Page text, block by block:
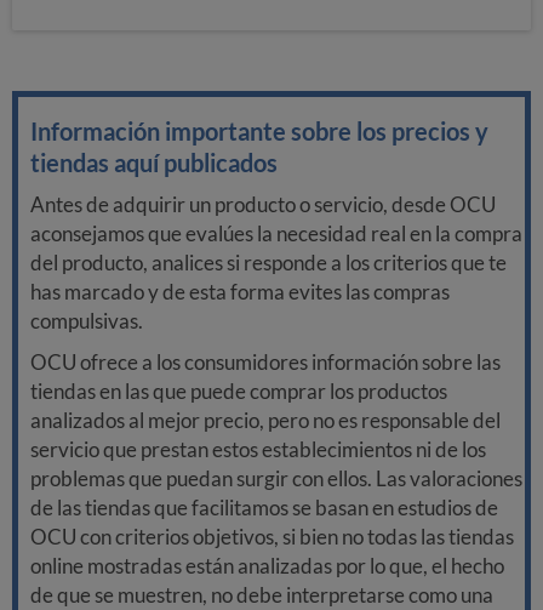
Información importante sobre los precios y
tiendas aquí publicados
Antes de adquirir un producto o servicio, desde OCU
aconsejamos que evalúes la necesidad real en la compra
del producto, analices si responde a los criterios que te
has marcado y de esta forma evites las compras
compulsivas.
OCU ofrece a los consumidores información sobre las
tiendas en las que puede comprar los productos
analizados al mejor precio, pero no es responsable del
servicio que prestan estos establecimientos ni de los
problemas que puedan surgir con ellos. Las valoraciones
de las tiendas que facilitamos se basan en estudios de
OCU con criterios objetivos, si bien no todas las tiendas
online mostradas están analizadas por lo que, el hecho
de que se muestren, no debe interpretarse como una